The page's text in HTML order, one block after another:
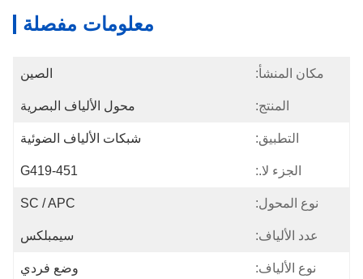
معلومات مفصلة
مكان المنشأ: الصين
المنتج: محول الألياف البصرية
التطبيق: شبكات الألياف الضوئية
الجزء لا.: G419-451
نوع المحول: SC / APC
عدد الألياف: سيمبلكس
نوع الألياف: وضع فردي